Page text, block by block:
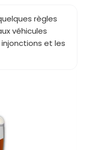
règles
véhicules
et les